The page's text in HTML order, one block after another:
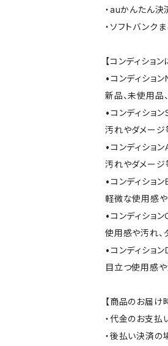
・auかんたん決
・ソフトバンク
【コンディション
•コンディション
新品、未使用品
•コンディション
汚れやダメージ
•コンディション
汚れやダメージ
•コンディション
軽微な使用感
•コンディション
使用感や汚れ、
•コンディション
目立つ使用感
【商品のお届け
・代金のお支払
・後払い決済の